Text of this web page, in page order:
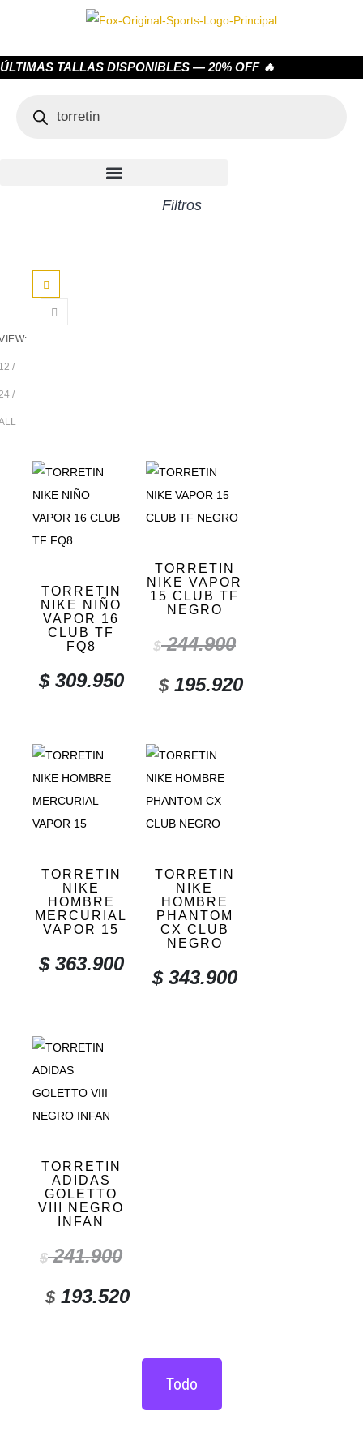
ÚLTIMAS TALLAS DISPONIBLES — 20% OFF 🔥
Filtros
TORRETIN
NIKE NIÑO
VAPOR 16
CLUB TF
FQ8
$309.950
TORRETIN
NIKE VAPOR
15 CLUB TF
NEGRO
$244.900
$195.920
TORRETIN
NIKE
HOMBRE
MERCURIAL
VAPOR 15
$363.900
TORRETIN
NIKE
HOMBRE
PHANTOM
CX CLUB
NEGRO
$343.900
TORRETIN
ADIDAS
GOLETTO
VIII NEGRO
INFAN
$241.900
$193.520
Todo